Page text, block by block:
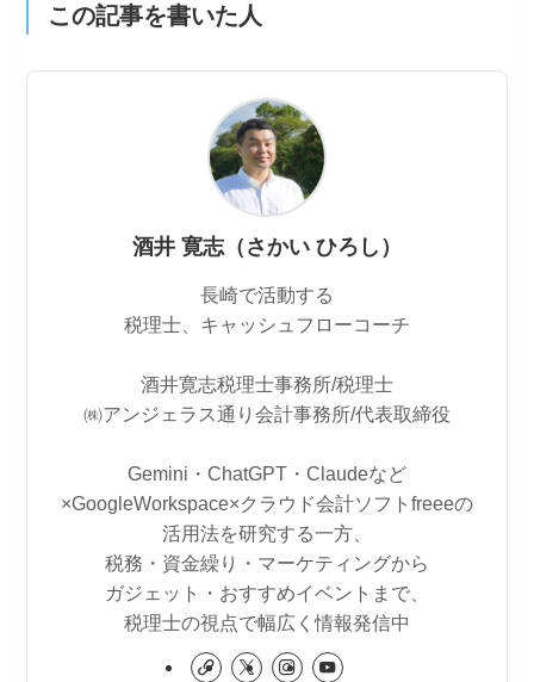
この記事を書いた人
酒井 寛志（さかい ひろし）
長崎で活動する
税理士、キャッシュフローコーチ
酒井寛志税理士事務所/税理士
㈱アンジェラス通り会計事務所/代表取締役
Gemini・ChatGPT・Claudeなど
×GoogleWorkspace×クラウド会計ソフトfreeeの
活用法を研究する一方、
税務・資金繰り・マーケティングから
ガジェット・おすすめイベントまで、
税理士の視点で幅広く情報発信中